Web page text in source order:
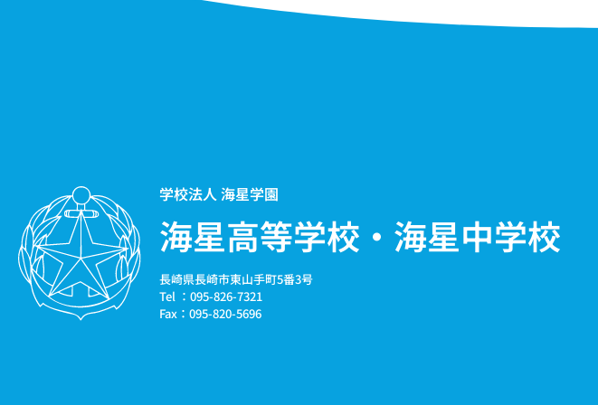
学校法人 海星学園
海星高等学校・海星中学校
長崎県長崎市東山手町5番3号
Tel ：095-826-7321
Fax：095-820-5696